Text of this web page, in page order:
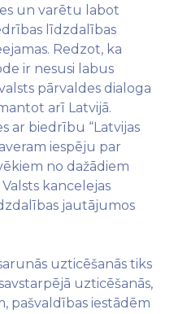
un varētu labot
līdzdalības
Redzot, ka
ir nesusi labus
pārvaldes dialoga
arī Latvijā.
ar biedrību “Latvijas
iespēju par
no dažādiem
kancelejas
jautājumos
uzticēšanās tiks
uzticēšanās,
pašvaldības iestādēm